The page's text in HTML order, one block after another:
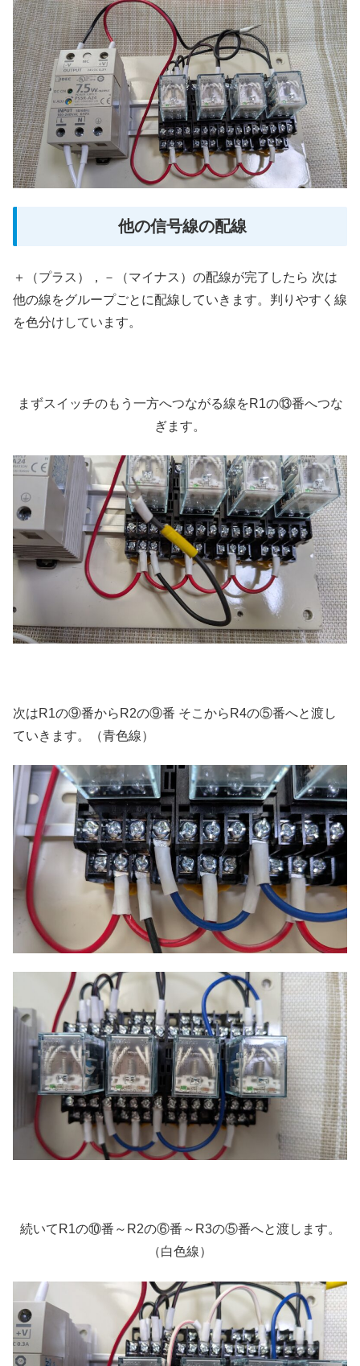
他の信号線の配線
＋（プラス），－（マイナス）の配線が完了したら 次は
他の線をグループごとに配線していきます。判りやすく線
を色分けしています。
まずスイッチのもう一方へつながる線をR1の⑬番へつな
ぎます。
次はR1の⑨番からR2の⑨番 そこからR4の⑤番へと渡し
ていきます。（青色線）
続いてR1の⑩番～R2の⑥番～R3の⑤番へと渡します。
（白色線）